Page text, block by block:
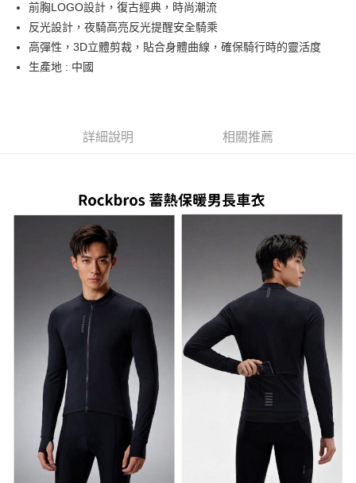
台灣樂天信用卡公司
運送方式
付款後全家取貨
每筆NT$95，滿NT$799(含以上)免運費
每筆NT$85，滿NT$799(含以上)免運費
付款後門市自取
每筆NT$85，滿NT$799(含以上)免運費
前胸LOGO設計，復古經典，時尚潮流
反光設計，夜騎高亮反光提醒安全騎乘
高彈性，3D立體剪裁，貼合身體曲線，確保騎行時的靈活度
生產地 : 中國
詳細說明 相關推薦